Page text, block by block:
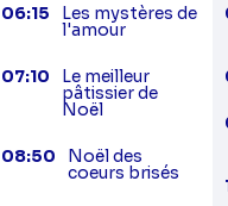
06:15 Les mystères de
l'amour
07:10 Le meilleur
pâtissier de
Noël
08:50 Noël des
coeurs brisés